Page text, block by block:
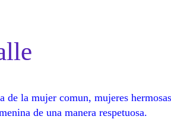
la mujer comun, mujeres
de una manera respetuosa.